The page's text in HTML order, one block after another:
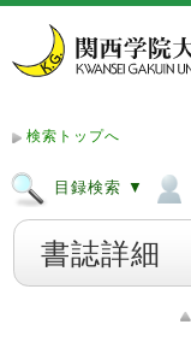
検索トップへ
目録検索 ▼
書誌詳細